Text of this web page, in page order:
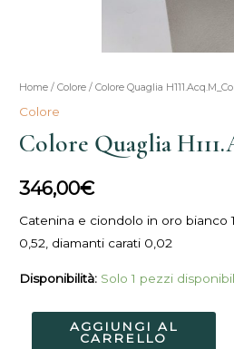
Home /Colore / Colore Quaglia H111.Acq.M_Co
Colore
Colore Quaglia
346,00€
Catenina e ciondolo in oro bianco
0,52, diamanti carati 0,02
Disponibilità: Solo 1 pezzi
Colore
Quaglia
H111.Acq.M_Co
quantità
AGGIUNGI AL
CARRELLO